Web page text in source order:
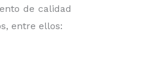
de calidad
entre ellos: